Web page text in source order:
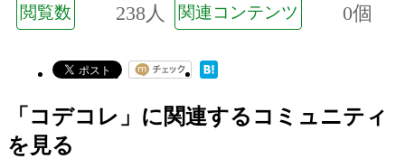
閲覧数 238人 関連コンテンツ 0個
「コデコレ」に関連するコミュニティ
を見る